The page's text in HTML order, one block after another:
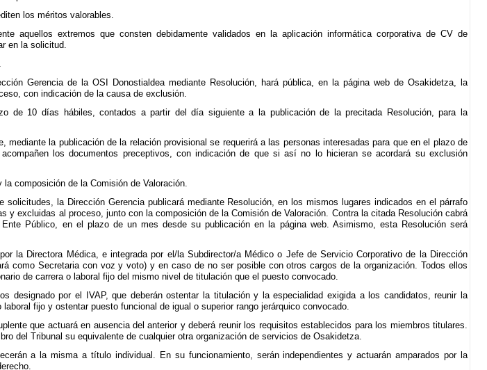
los méritos valorables.
aquellos extremos que consten debidamente validados en la aplicación informática corporativa de CV de
en la solicitud.
Gerencia de la OSI Donostialdea mediante Resolución, hará pública, en la página web de Osakidetza, la
con indicación de la causa de exclusión.
de 10 días hábiles, contados a partir del día siguiente a la publicación de la precitada Resolución, para la
la publicación de la relación provisional se requerirá a las personas interesadas para que en el plazo de
los documentos preceptivos, con indicación de que si así no lo hicieran se acordará su exclusión
composición de la Comisión de Valoración.
la Dirección Gerencia publicará mediante Resolución, en los mismos lugares indicados en el párrafo
y excluidas al proceso, junto con la composición de la Comisión de Valoración. Contra la citada Resolución cabrá
Público, en el plazo de un mes desde su publicación en la página web. Asimismo, esta Resolución será
la Directora Médica, e integrada por el/la Subdirector/a Médico o Jefe de Servicio Corporativo de la Dirección
como Secretaria con voz y voto) y en caso de no ser posible con otros cargos de la organización. Todos ellos
de carrera o laboral fijo del mismo nivel de titulación que el puesto convocado.
designado por el IVAP, que deberán ostentar la titulación y la especialidad exigida a los candidatos, reunir la
fijo y ostentar puesto funcional de igual o superior rango jerárquico convocado.
que actuará en ausencia del anterior y deberá reunir los requisitos establecidos para los miembros titulares.
del Tribunal su equivalente de cualquier otra organización de servicios de Osakidetza.
a la misma a título individual. En su funcionamiento, serán independientes y actuarán amparados por la